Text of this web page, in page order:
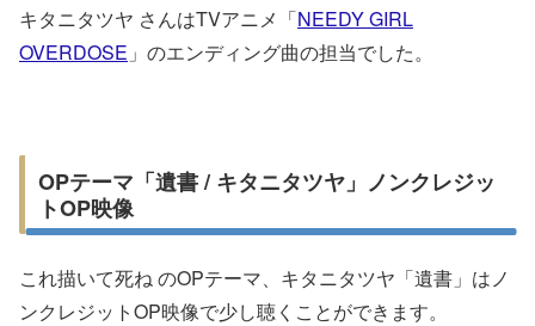
キタニタツヤ さんはTVアニメ「NEEDY GIRL
OVERDOSE 」のエンディング曲の担当でした。
OPテーマ「遺書 / キタニタツヤ」ノンクレジッ
トOP映像
これ描いて死ね のOPテーマ、キタニタツヤ「遺書」はノ
ンクレジットOP映像で少し聴くことができます。